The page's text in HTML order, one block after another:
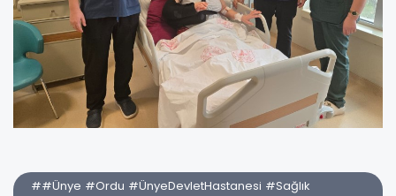
##Ünye #Ordu #ÜnyeDevletHastanesi #Sağlık